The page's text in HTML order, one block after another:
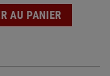
AU PANIER